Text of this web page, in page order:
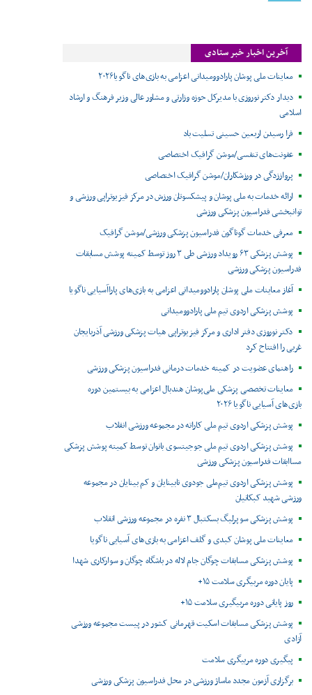
آخرین اخبار خبر ستادی
معاینات ملی پوشان پارادوومیدانی اعزامی به بازی‌های ناگویا۲۰۲۶
دیدار دکتر نوروزی با مدیرکل حوزه وزارتی و مشاور عالی وزیر فرهنگ و ارشاد
اسلامی
فرا رسیدن اربعین حسینی تسلیت باد
عفونت‌های تنفسی/موشن گرافیک اختصاصی
پرواززدگی در ورزشکاران/موشن گرافیک اختصاصی
ارائه خدمات به ملی پوشان و پیشکسوتان ورزش در مرکز فیزیوتراپی ورزشی و
توانبخشی فدراسیون پزشکی ورزشی
معرفی خدمات گوناگون فدراسیون پزشکی ورزشی/موشن گرافیک
پوشش پزشکی ۶۳ رویداد ورزشی طی ۳ روز توسط کمیته پوشش مسابقات
فدراسیون پزشکی ورزشی
آغاز معاینات ملی پوشان پارادوومیدانی اعزامی به بازی‌های پاراآسیایی ناگویا
پوشش پزشکی اردوی تیم ملی پارادوومیدانی
دکتر نوروزی دفتر اداری و مرکز فیزیوتراپی هیات پزشکی ورزشی آذربایجان
غربی را افتتاح کرد
راهنمای عضویت در کمیته خدمات درمانی فدراسیون پزشکی ورزشی
معاینات تخصصی پزشکی ملی‌پوشان هندبال اعزامی به بیستمین دوره
بازی‌های آسیایی ناگویا ۲۰۲۶
پوشش پزشکی اردوی تیم ملی کاراته در مجموعه ورزشی انقلاب
پوشش پزشکی اردوی تیم ملی جوجیتسوی بانوان توسط کمیته پوشش پزشکی
مساابقات فدراسیون پزشکی ورزشی
پوشش پزشکی اردوی تیم‌ملی جودوی نابینایان و کم بینایان در مجموعه
ورزشی شهید کبکانیان
پوشش پزشکی سوپرلیگ بسکتبال ۳ نفره در مجموعه ورزشی انقلاب
معاینات ملی پوشان کبدی و گلف اعزامی به بازی‌های آسیایی ناگویا
پوشش پزشکی مسابقات چوگان جام لاله در باشگاه چوگان و سوارکاری شهدا
پایان دوره مربیگری سلامت ۱۵+
روز پایانی دوره مربیگیری سلامت ۱۵+
پوشش پزشکی مسابقات اسکیت قهرمانی کشور در پیست مجموعه ورزشی
آزادی
پیگیری دوره مربیگری سلامت
برگزاری آزمون مجدد ماساژ ورزشی در محل فدراسیون پزشکی ورزشی